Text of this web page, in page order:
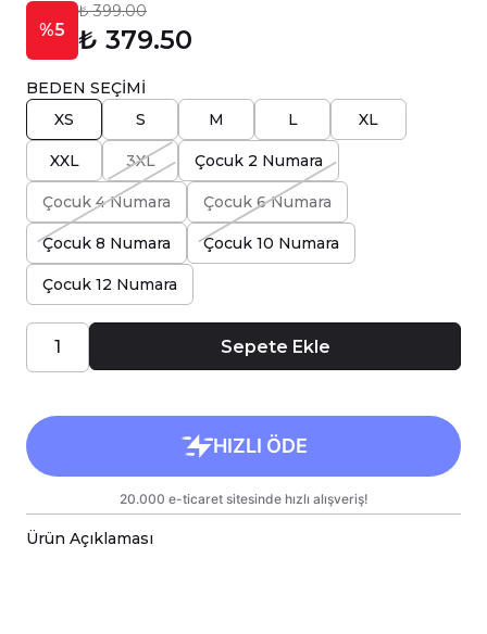
%5
₺ 399.00
₺ 379.50
BEDEN SEÇİMİ
XS
S M L XL
XXL 3XL Çocuk 2 Numara
Çocuk 4 Numara Çocuk 6 Numara
Çocuk 8 Numara Çocuk 10 Numara
Çocuk 12 Numara
Sepete Ekle
Ürün Açıklaması